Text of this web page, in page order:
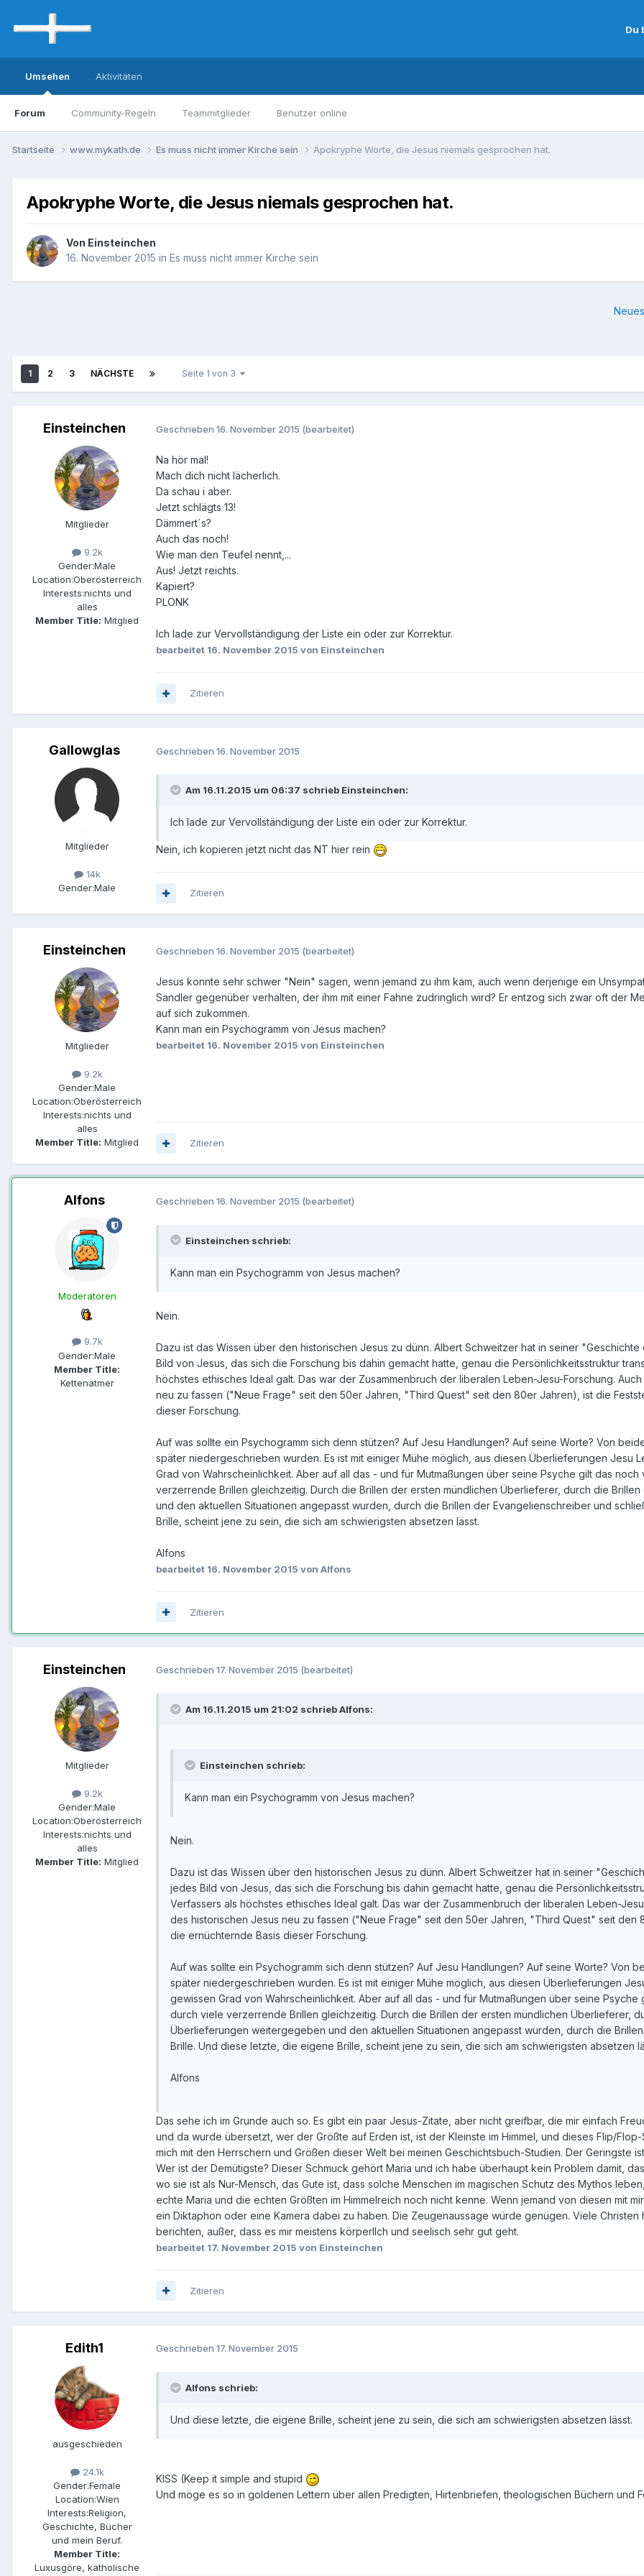
Du
Umsehen
Forum Community-Regeln Teammitglieder Benutzer online
Aktivitäten
Startseite www.mykath.de Es muss nicht immer Kirche sein Apokryphe Worte, die Jesus niemals gesprochen hat.
Apokryphe Worte, die Jesus niemals gesprochen hat.
Von Einsteinchen
16. November 2015 in Es muss nicht immer Kirche sein
1 2 3 NÄCHSTE Seite 1 von 3
Einsteinchen
Mitglieder
9.2k
Gender:Male
Location:Oberösterreich
Interests:nichts und
alles
Member Title: Mitglied
Geschrieben 16. November 2015 (bearbeitet)
Na hör mal!
Mach dich nicht lächerlich.
Da schau i aber.
Jetzt schlägts 13!
Dämmert´s?
Auch das noch!
Wie man den Teufel nennt,...
Aus! Jetzt reichts.
Kapiert?
PLONK
Ich lade zur Vervollständigung der Liste ein oder zur Korrektur.
bearbeitet 16. November 2015 von Einsteinchen
Zitieren
Gallowglas
Mitglieder
14k
Gender:Male
Geschrieben 16. November 2015
Am 16.11.2015 um 06:37 schrieb Einsteinchen:
Ich lade zur Vervollständigung der Liste ein oder zur Korrektur.
Nein, ich kopieren jetzt nicht das NT hier rein
Zitieren
Einsteinchen
Mitglieder
9.2k
Gender:Male
Location:Oberösterreich
Interests:nichts und
alles
Member Title: Mitglied
Geschrieben 16. November 2015 (bearbeitet)
Jesus konnte sehr schwer "Nein" sagen, wenn jemand zu ihm kam, auch wenn derjenige ein
Sandler gegenüber verhalten, der ihm mit einer Fahne zudringlich wird? Er entzog sich zwar oft der
auf sich zukommen.
Kann man ein Psychogramm von Jesus machen?
bearbeitet 16. November 2015 von Einsteinchen
Zitieren
Alfons
Moderatoren
9.7k
Gender:Male
Member Title:
Kettenatmer
Geschrieben 16. November 2015 (bearbeitet)
Einsteinchen schrieb:
Kann man ein Psychogramm von Jesus machen?
Nein.
Dazu ist das Wissen über den historischen Jesus zu dünn. Albert Schweitzer hat in seiner
Bild von Jesus, das sich die Forschung bis dahin gemacht hatte, genau die Persönlichkeitsstruktur
höchstes ethisches Ideal galt. Das war der Zusammenbruch der liberalen Leben-Jesu-Forschung.
neu zu fassen ("Neue Frage" seit den 50er Jahren, "Third Quest" seit den 80er Jahren), ist die
dieser Forschung.
Auf was sollte ein Psychogramm sich denn stützen? Auf Jesu Handlungen? Auf seine Worte? Von
später niedergeschrieben wurden. Es ist mit einiger Mühe möglich, aus diesen Überlieferungen Jesu
Grad von Wahrscheinlichkeit. Aber auf all das - und für Mutmaßungen über seine Psyche gilt das
verzerrende Brillen gleichzeitig. Durch die Brillen der ersten mündlichen Überlieferer, durch die
und den aktuellen Situationen angepasst wurden, durch die Brillen der Evangelienschreiber und
Brille, scheint jene zu sein, die sich am schwierigsten absetzen lässt.
Alfons
bearbeitet 16. November 2015 von Alfons
Zitieren
Einsteinchen
Mitglieder
9.2k
Gender:Male
Location:Oberösterreich
Interests:nichts und
alles
Member Title: Mitglied
Geschrieben 17. November 2015 (bearbeitet)
Am 16.11.2015 um 21:02 schrieb Alfons:
Einsteinchen schrieb:
Kann man ein Psychogramm von Jesus machen?
Nein.
Dazu ist das Wissen über den historischen Jesus zu dünn. Albert Schweitzer hat in seiner
jedes Bild von Jesus, das sich die Forschung bis dahin gemacht hatte, genau die
Verfassers als höchstes ethisches Ideal galt. Das war der Zusammenbruch der liberalen Leben-
des historischen Jesus neu zu fassen ("Neue Frage" seit den 50er Jahren, "Third Quest" seit den
die ernüchternde Basis dieser Forschung.
Auf was sollte ein Psychogramm sich denn stützen? Auf Jesu Handlungen? Auf seine Worte? Von
später niedergeschrieben wurden. Es ist mit einiger Mühe möglich, aus diesen Überlieferungen
gewissen Grad von Wahrscheinlichkeit. Aber auf all das - und für Mutmaßungen über seine
durch viele verzerrende Brillen gleichzeitig. Durch die Brillen der ersten mündlichen Überlieferer,
Überlieferungen weitergegeben und den aktuellen Situationen angepasst wurden, durch die
Brille. Und diese letzte, die eigene Brille, scheint jene zu sein, die sich am schwierigsten absetzen
Alfons
Das sehe ich im Grunde auch so. Es gibt ein paar Jesus-Zitate, aber nicht greifbar, die mir einfach
und da wurde übersetzt, wer der Größte auf Erden ist, ist der Kleinste im Himmel, und dieses Flip/
mich mit den Herrschern und Größen dieser Welt bei meinen Geschichtsbuch-Studien. Der Geringste
Wer ist der Demütigste? Dieser Schmuck gehört Maria und ich habe überhaupt kein Problem damit,
wo sie ist als Nur-Mensch, das Gute ist, dass solche Menschen im magischen Schutz des Mythos
echte Maria und die echten Größten im Himmelreich noch nicht kenne. Wenn jemand von diesen mit
ein Diktaphon oder eine Kamera dabei zu haben. Die Zeugenaussage würde genügen. Viele
berichten, außer, dass es mir meistens körperllch und seelisch sehr gut geht.
bearbeitet 17. November 2015 von Einsteinchen
Zitieren
Edith1
ausgeschieden
24.1k
Gender:Female
Location:Wien
Interests:Religion,
Geschichte, Bücher
und mein Beruf.
Member Title:
Luxusgöre, katholische
Geschrieben 17. November 2015
Alfons schrieb:
Und diese letzte, die eigene Brille, scheint jene zu sein, die sich am schwierigsten absetzen lässt.
KISS (Keep it simple and stupid
Und möge es so in goldenen Lettern über allen Predigten, Hirtenbriefen, theologischen Büchern und